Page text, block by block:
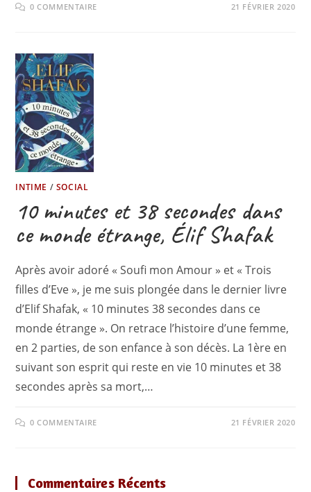
0 COMMENTAIRE 21 FÉVRIER 2020
INTIME / SOCIAL
10 minutes et 38 secondes dans
ce monde étrange, Élif Shafak
Après avoir adoré « Soufi mon Amour » et « Trois
filles d’Eve », je me suis plongée dans le dernier livre
d’Elif Shafak, « 10 minutes 38 secondes dans ce
monde étrange ». On retrace l’histoire d’une femme,
en 2 parties, de son enfance à son décès. La 1ère en
suivant son esprit qui reste en vie 10 minutes et 38
secondes après sa mort,…
0 COMMENTAIRE 21 FÉVRIER 2020
Commentaires Récents